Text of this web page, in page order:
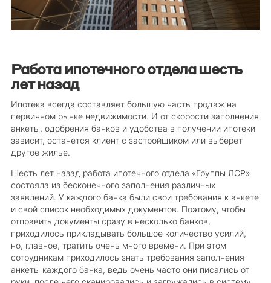
Работа ипотечного отдела шесть
лет назад
Ипотека всегда составляет большую часть продаж на
первичном рынке недвижимости. И от скорости заполнения
анкеты, одобрения банков и удобства в получении ипотеки
зависит, останется клиент с застройщиком или выберет
другое жилье.
Шесть лет назад работа ипотечного отдела «Группы ЛСР»
состояла из бесконечного заполнения различных
заявлений. У каждого банка были свои требования к анкете
и свой список необходимых документов. Поэтому, чтобы
отправить документы сразу в несколько банков,
приходилось прикладывать большое количество усилий,
но, главное, тратить очень много времени. При этом
сотрудникам приходилось знать требования заполнения
анкеты каждого банка, ведь очень часто они писались от